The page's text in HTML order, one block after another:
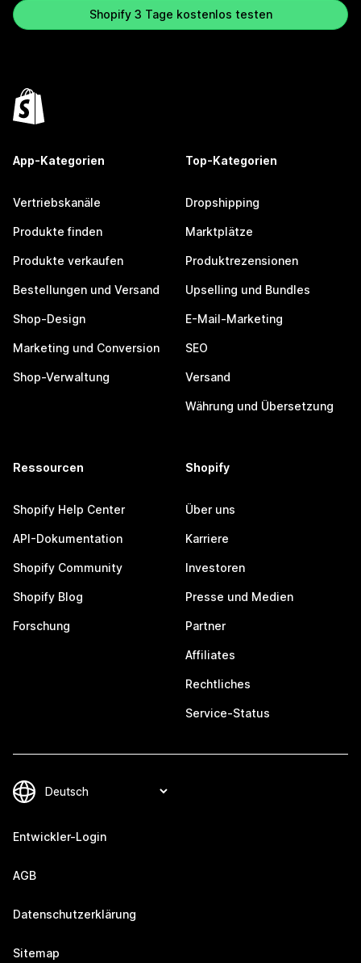
Shopify 3 Tage kostenlos testen
App-Kategorien
Vertriebskanäle
Produkte finden
Produkte verkaufen
Bestellungen und Versand
Shop-Design
Marketing und Conversion
Shop-Verwaltung
Top-Kategorien
Dropshipping
Marktplätze
Produktrezensionen
Upselling und Bundles
E-Mail-Marketing
SEO
Versand
Währung und Übersetzung
Ressourcen
Shopify Help Center
API-Dokumentation
Shopify Community
Shopify Blog
Forschung
Shopify
Über uns
Karriere
Investoren
Presse und Medien
Partner
Affiliates
Rechtliches
Service-Status
Entwickler-Login
AGB
Datenschutzerklärung
Sitemap